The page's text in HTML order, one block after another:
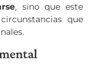
, sino que este
que